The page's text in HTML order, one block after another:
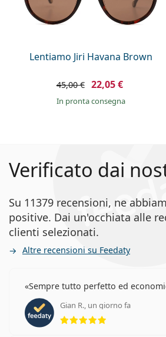
Lentiamo Jiri Havana Brown
45,00 € 22,05 €
in pronta consegna
Verificato dai
Su 11379 recensioni, ne
positive. Dai un'occhiata alle
clienti selezionati.
Altre recensioni su Feedaty
Sempre tutto perfetto ed
Gian R., un giorno fa